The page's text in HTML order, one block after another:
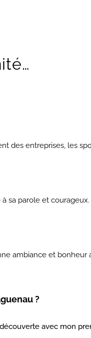
des entreprises, les
à sa parole et courageux.
ambiance et bonheur
?
avec mon